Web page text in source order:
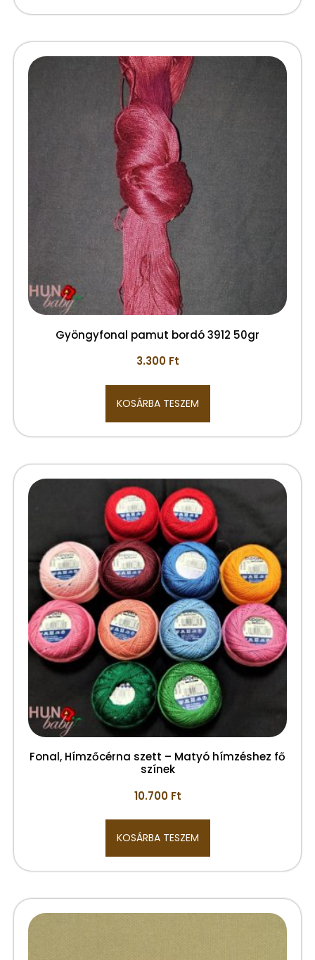
Gyöngyfonal pamut bordó 3912 50gr
3.300 Ft
KOSÁRBA TESZEM
Fonal, Hímzőcérna szett – Matyó hímzéshez fő
színek
10.700 Ft
KOSÁRBA TESZEM